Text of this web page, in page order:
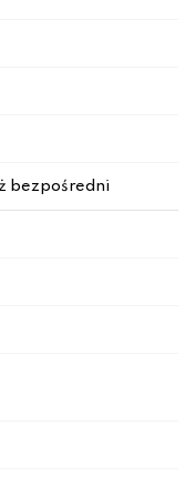
bezpośredni